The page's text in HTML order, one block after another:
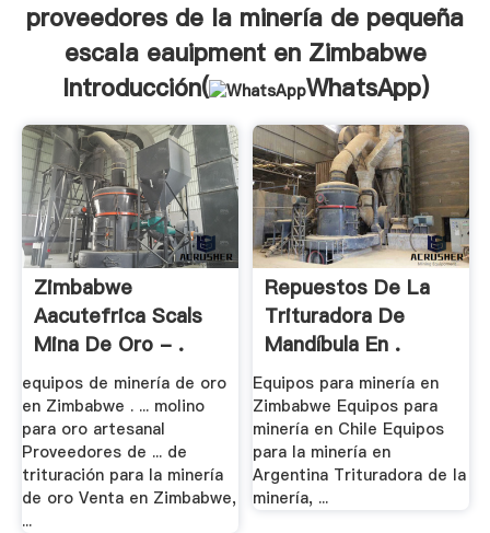
proveedores de la minería de pequeña
escala eauipment en Zimbabwe
Introducción(
WhatsApp)
Zimbabwe
Aacutefrica Scals
Mina De Oro - .
equipos de minería de oro
en Zimbabwe . ... molino
para oro artesanal
Proveedores de ... de
trituración para la minería
de oro Venta en Zimbabwe,
...
Repuestos De La
Trituradora De
Mandíbula En .
Equipos para minería en
Zimbabwe Equipos para
minería en Chile Equipos
para la minería en
Argentina Trituradora de la
minería, ...